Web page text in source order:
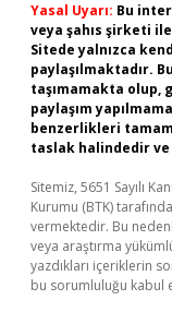
Yasal Uyarı: Bu
veya şahıs şirketi
Sitede yalnızca
paylaşılmaktadır.
taşımamakta olup,
paylaşım
benzerlikleri
taslak halindedir
Sitemiz, 5651 Sayılı
Kurumu (BTK)
vermektedir. Bu
veya araştırma
yazdıkları içeriklerin
bu sorumluluğu kabul